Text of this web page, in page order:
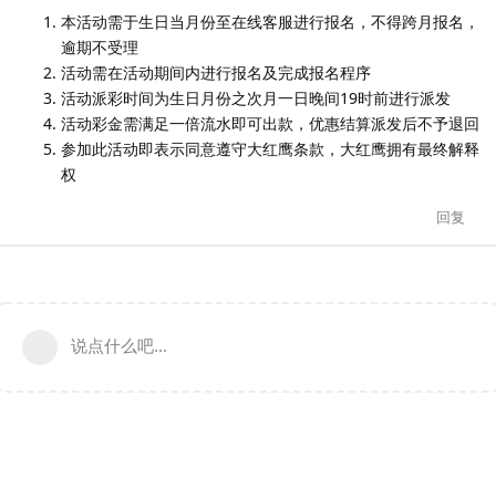
本活动需于生日当月份至在线客服进行报名，不得跨月报名，
逾期不受理
活动需在活动期间内进行报名及完成报名程序
活动派彩时间为生日月份之次月一日晚间19时前进行派发
活动彩金需满足一倍流水即可出款，优惠结算派发后不予退回
参加此活动即表示同意遵守大红鹰条款，大红鹰拥有最终解释
权
回复
说点什么吧...